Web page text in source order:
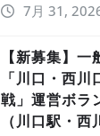
7月 31,
【新募集】
「川口・西
戦」運営ボラ
（川口駅・西